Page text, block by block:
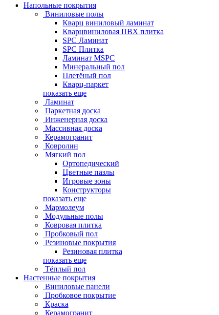
Напольные покрытия
Виниловые полы
Кварц виниловый ламинат
Кварцвиниловая ПВХ плитка
SPC Ламинат
SPC Плитка
Ламинат MSPC
Минеральный пол
Плетёный пол
Кварц-паркет
показать еще
Ламинат
Паркетная доска
Инженерная доска
Массивная доска
Керамогранит
Ковролин
Мягкий пол
Ортопедический
Цветные пазлы
Игровые зоны
Конструкторы
показать еще
Мармолеум
Модульные полы
Ковровая плитка
Пробковый пол
Резиновые покрытия
Резиновая плитка
показать еще
Тёплый пол
Настенные покрытия
Виниловые панели
Пробковое покрытие
Краска
Керамогранит